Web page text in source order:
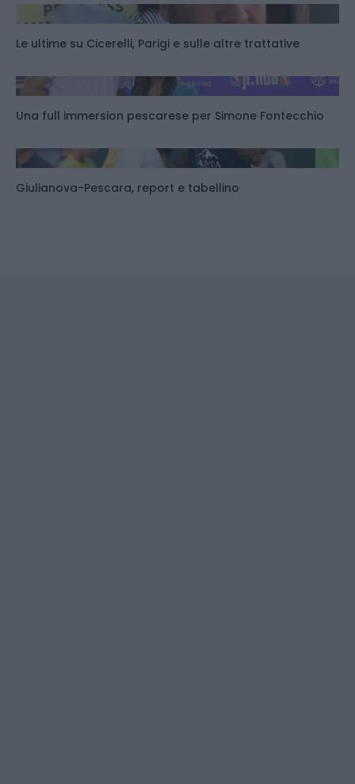
Le ultime su Cicerelli, Parigi e sulle altre trattative
Una full immersion pescarese per Simone Fontecchio
Giulianova-Pescara, report e tabellino